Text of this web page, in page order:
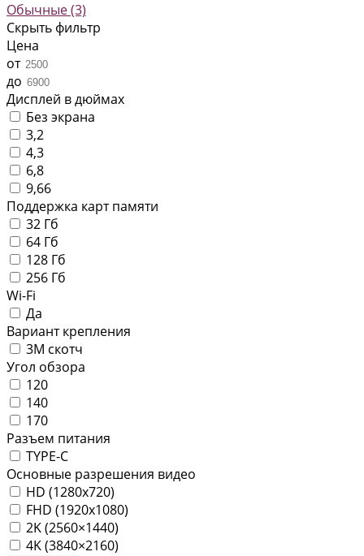
Обычные(3)
Скрыть фильтр
Цена
от
до
Дисплей в дюймах
Без экрана
3,2
4,3
6,8
9,66
Поддержка карт памяти
32 Гб
64 Гб
128 Гб
256 Гб
Wi-Fi
Да
Вариант крепления
3М скотч
Угол обзора
120
140
170
Разъем питания
TYPE-C
Основные разрешения видео
HD (1280x720)
FHD (1920x1080)
2K (2560×1440)
4K (3840×2160)